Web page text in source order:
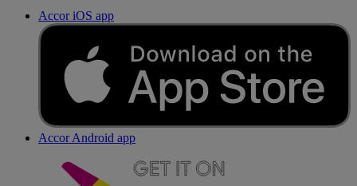
Accor iOS app
Accor Android app